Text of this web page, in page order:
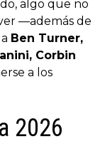
algo que no
—además de
Ben Turner,
Corbin
a los
2026